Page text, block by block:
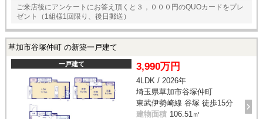
ご来店後にアンケートにお答え頂くと３，０００円のQUOカードをプレ
ゼント（1組様1回限り、後日郵送）
草加市谷塚仲町 の新築一戸建て
一戸建て 3,990万円
4LDK / 2026年
埼玉県草加市谷塚仲町
東武伊勢崎線 谷塚 徒歩15分
建物面積 106.51㎡